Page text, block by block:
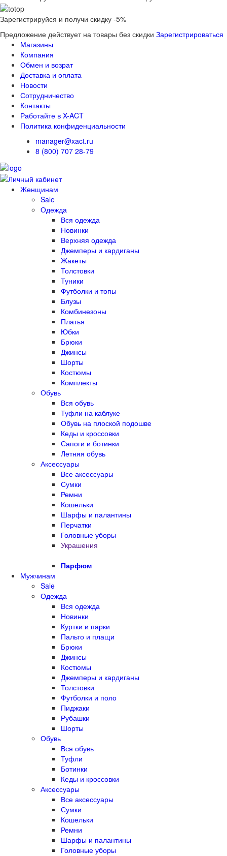
Зарегистрируйся и получи скидку -5%
Предложение действует на товары без скидки Зарегистрироваться
Магазины
Компания
Обмен и возрат
Доставка и оплата
Новости
Сотрудничество
Контакты
Работайте в X-ACT
Политика конфиденциальности
manager@xact.ru
8 (800) 707 28-79
Женщинам
Sale
Одежда
Вся одежда
Новинки
Верхняя одежда
Джемперы и кардиганы
Жакеты
Толстовки
Туники
Футболки и топы
Блузы
Комбинезоны
Платья
Юбки
Брюки
Джинсы
Шорты
Костюмы
Комплекты
Обувь
Вся обувь
Туфли на каблуке
Обувь на плоской подошве
Кеды и кроссовки
Сапоги и ботинки
Летняя обувь
Аксессуары
Все аксессуары
Сумки
Ремни
Кошельки
Шарфы и палантины
Перчатки
Головные уборы
Украшения
Парфюм
Мужчинам
Sale
Одежда
Вся одежда
Новинки
Куртки и парки
Пальто и плащи
Брюки
Джинсы
Костюмы
Джемперы и кардиганы
Толстовки
Футболки и поло
Пиджаки
Рубашки
Шорты
Обувь
Вся обувь
Туфли
Ботинки
Кеды и кроссовки
Аксессуары
Все аксессуары
Сумки
Кошельки
Ремни
Шарфы и палантины
Головные уборы